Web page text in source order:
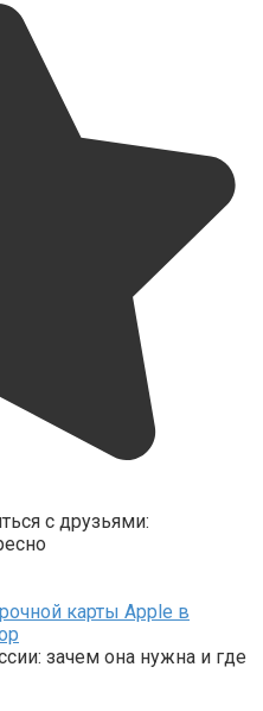
с друзьями:
карты Apple в
зачем она нужна и где